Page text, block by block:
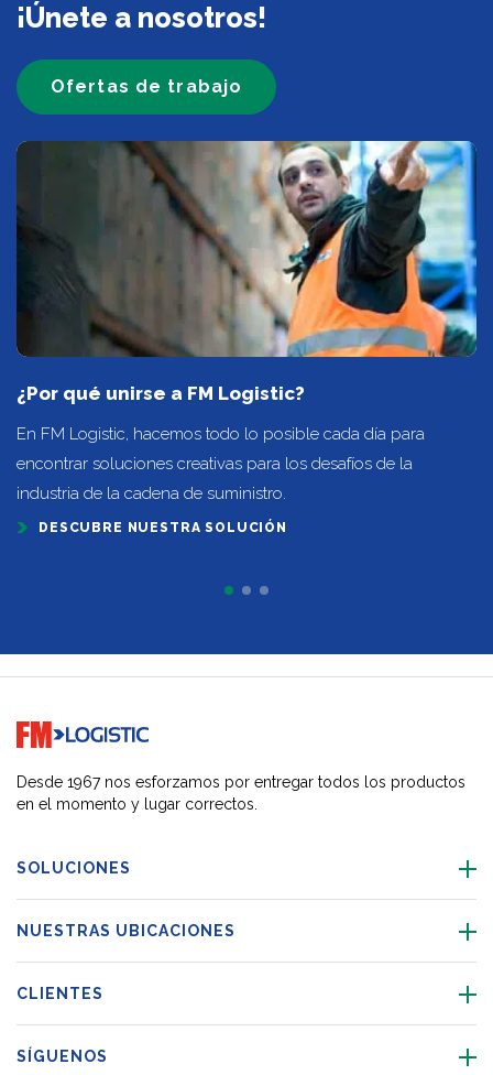
¡Únete a nosotros!
Ofertas de trabajo
¿Por qué unirse a FM Logistic?
En FM Logistic, hacemos todo lo posible cada día para
encontrar soluciones creativas para los desafíos de la
industria de la cadena de suministro.
DESCUBRE NUESTRA SOLUCIÓN
Go to home page
Desde 1967 nos esforzamos por entregar todos los productos
en el momento y lugar correctos.
SOLUCIONES
NUESTRAS UBICACIONES
CLIENTES
SÍGUENOS